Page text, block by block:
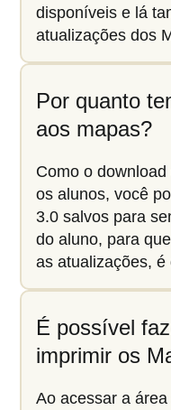
disponíveis e lá
atualizações dos
Por quanto
aos mapas?
Como o
os alunos, você
3.0 salvos para
do aluno, para
as atualizações, é
É possível
imprimir os
Ao acessar a